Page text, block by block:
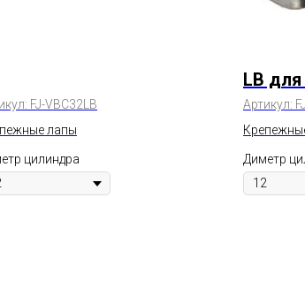
FJ-VBC32LB
лапы
цилиндра
LB
Артикул:
Диметр